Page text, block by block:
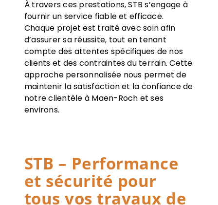
À travers ces prestations, STB s’engage à
fournir un service fiable et efficace.
Chaque projet est traité avec soin afin
d’assurer sa réussite, tout en tenant
compte des attentes spécifiques de nos
clients et des contraintes du terrain. Cette
approche personnalisée nous permet de
maintenir la satisfaction et la confiance de
notre clientèle à Maen-Roch et ses
environs.
STB – Performance
et sécurité pour
tous vos travaux de